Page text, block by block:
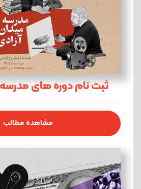
ثبت نام دوره های
مشاهده مطالب